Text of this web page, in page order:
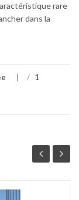
rare
dans la
/ 1